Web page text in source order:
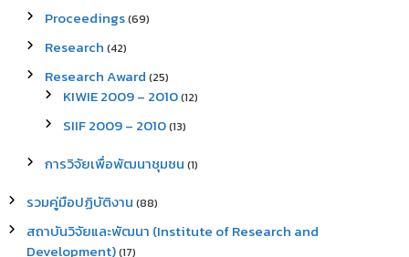
Proceedings(69)
Research (42)
Research Award (25)
KIWIE 2009 – 2010(12)
SIIF 2009 – 2010(13)
การวิจัยเพื่อพัฒนาชุมชน (1)
รวมคู่มือปฏิบัติงาน (88)
สถาบันวิจัยและพัฒนา (Institute of Research and
Development)(17)